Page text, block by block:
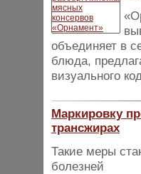
объединяет в
блюда,
визуального
Маркировку
трансжирах
Такие меры
болезней